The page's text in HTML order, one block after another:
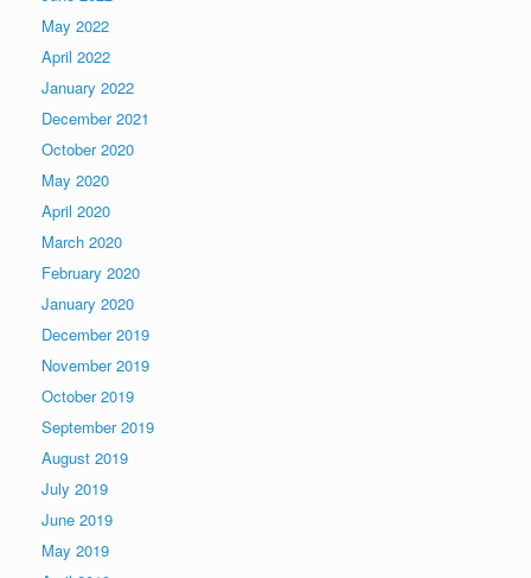
May 2022
April 2022
January 2022
December 2021
October 2020
May 2020
April 2020
March 2020
February 2020
January 2020
December 2019
November 2019
October 2019
September 2019
August 2019
July 2019
June 2019
May 2019